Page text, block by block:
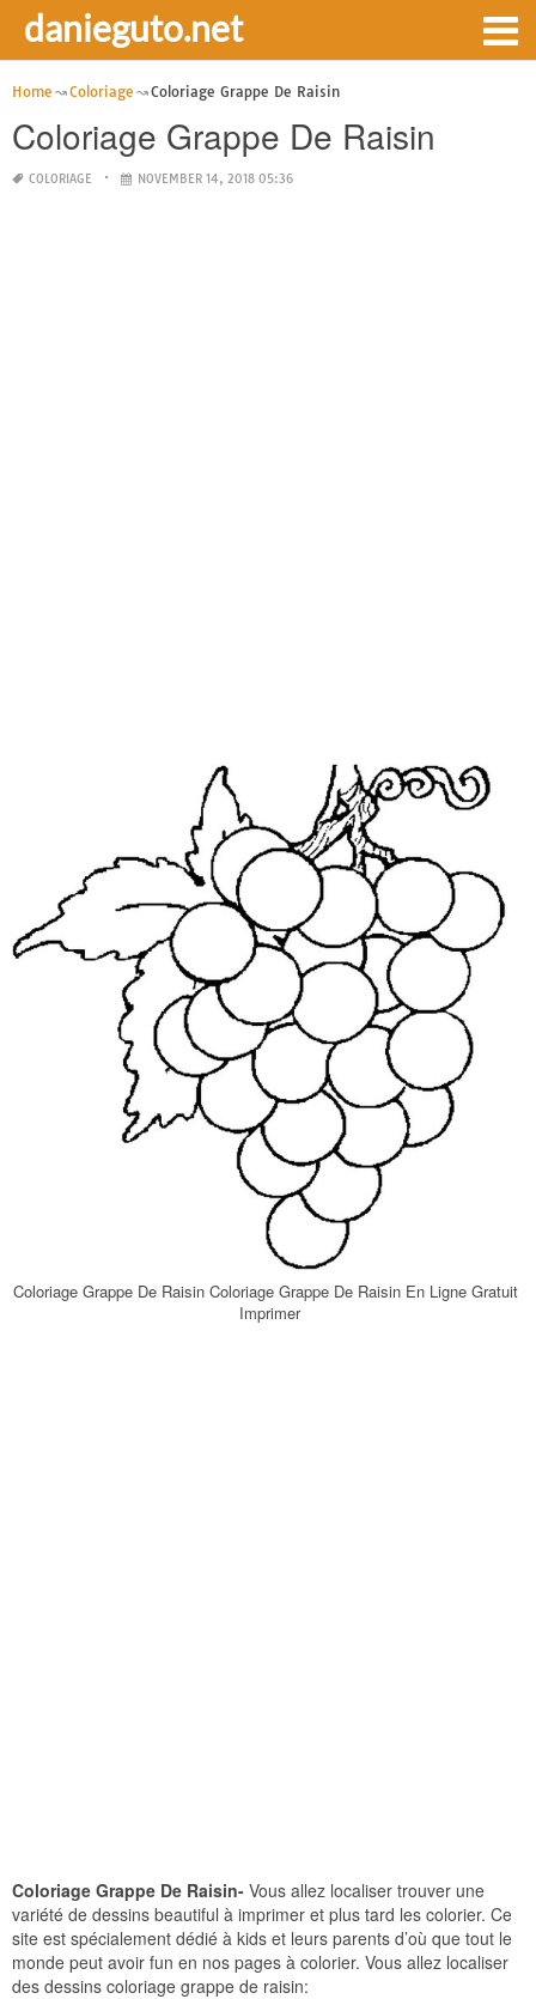
danieguto.net
Home Coloriage Coloriage Grappe De Raisin
Coloriage Grappe De Raisin
COLORIAGE NOVEMBER 14, 2018 05:36
Coloriage Grappe De Raisin Coloriage Grappe De Raisin En Ligne Gratuit
Imprimer
Coloriage Grappe De Raisin- Vous allez localiser trouver une
variété de dessins beautiful à imprimer et plus tard les colorier. Ce
site est spécialement dédié à kids et leurs parents d’où que tout le
monde peut avoir fun en nos pages à colorier. Vous allez localiser
des dessins coloriage grappe de raisin: